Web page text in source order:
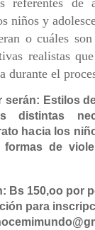
referentes de
niños y
o cuáles
realistas
durante el
Estilos
distintas
hacia los
de
Bs 150,oo por
para